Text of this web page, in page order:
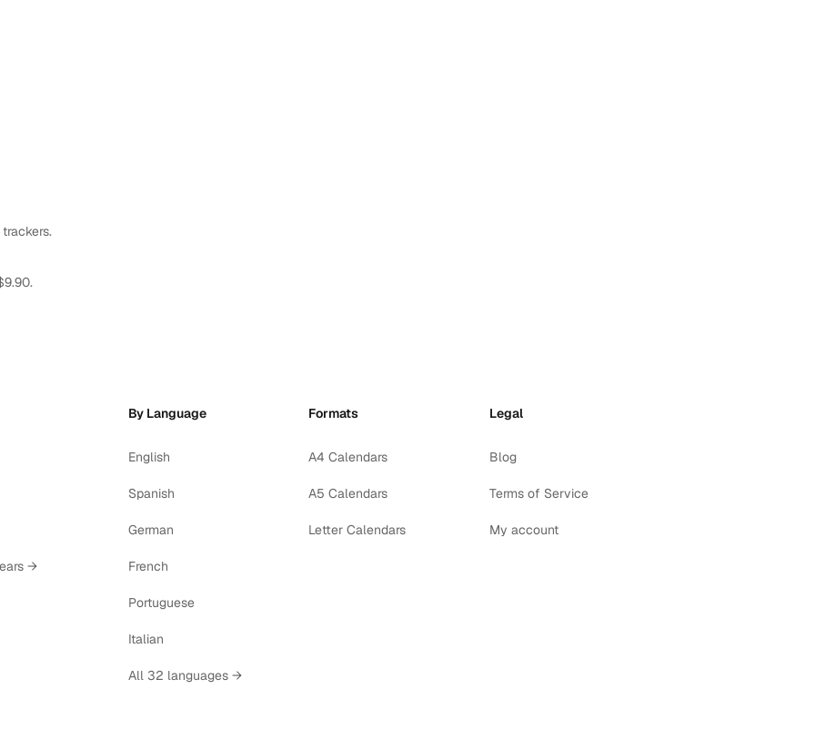
→
By Language
English
Spanish
German
French
Portuguese
Italian
All 32 languages →
Formats
A4 Calendars
A5 Calendars
Letter Calendars
Legal
Blog
Terms of Service
My account